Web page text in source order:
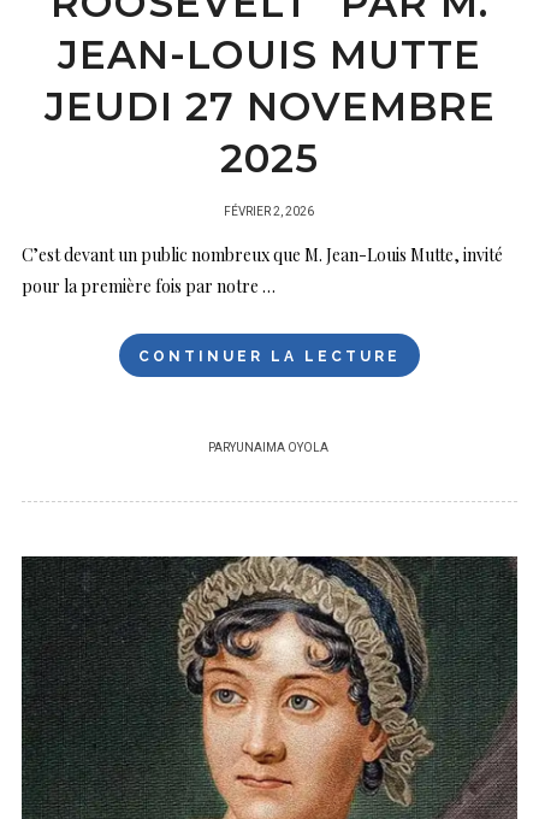
JEAN-LOUIS MUTTE
JEUDI 27 NOVEMBRE
2025
PUBLIÉ
FÉVRIER 2, 2026
C’est devant un public nombreux que M. Jean-Louis Mutte, invité
pour la première fois par notre …
CONTINUER LA LECTURE
PARYUNAIMA OYOLA